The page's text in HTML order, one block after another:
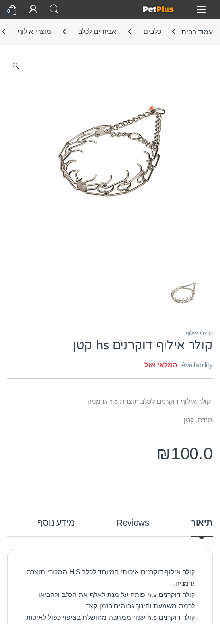
Skip to navigation
Skip to content
Open
0
עמוד הבית כלבים אביזרים לכלב מוצרי אילוף
🔍
מוצרי אילוף
קולר אילוף דוקרנים hs קטן
Availability: המלאי אזל
קולר אילוף דוקרנים לכלב תוצרת h.s גרמניה
מידה: קטן.
₪100.0
תיאור Reviews מידע נוסף
קולר אילוף דוקרנים איכותי במיוחד לכלב H.S המקורי תוצרת
גרמניה.
קולר דוקרנים h.s פותח על מנת לאלף את הכלב ולהביאו
לרמת משמעת וחינוך גבוהים בזמן קצר.
קולר דוקרנים h.s עשוי ממתכת מחושלת בציפוי כפול לאיכות